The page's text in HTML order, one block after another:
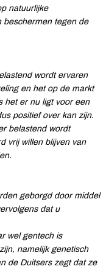
natuurlijke
beschermen tegen de
wordt ervaren
en het op de markt
het er nu ligt voor een
positief over kan zijn.
belastend wordt
vrij willen blijven van
geborgd door middel
dat u
wel gentech is
namelijk genetisch
de Duitsers zegt dat ze